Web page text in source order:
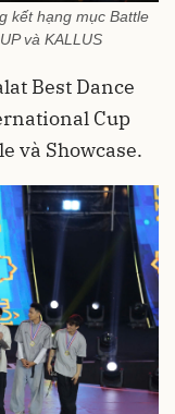
kết hạng mục Battle
và KALLUS
Best Dance
Cup
và Showcase.